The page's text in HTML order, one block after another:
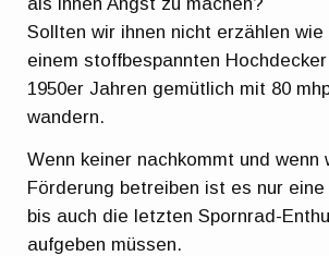
Sollten wir ihnen nicht erzählen
einem stoffbespannten
1950er Jahren gemütlich mit 80
wandern.
Wenn keiner nachkommt und wenn
Förderung betreiben ist es nur
bis auch die letzten Spornrad-
aufgeben müssen.